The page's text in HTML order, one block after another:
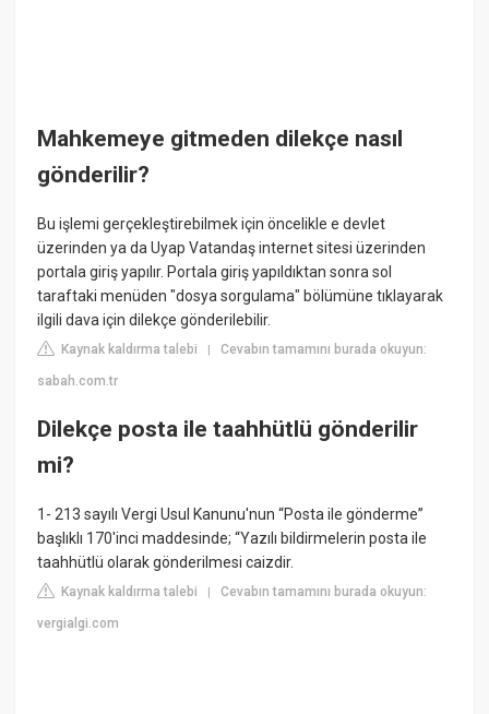
Mahkemeye gitmeden dilekçe nasıl
gönderilir?
Bu işlemi gerçekleştirebilmek için öncelikle e devlet
üzerinden ya da Uyap Vatandaş internet sitesi üzerinden
portala giriş yapılır. Portala giriş yapıldıktan sonra sol
taraftaki menüden "dosya sorgulama" bölümüne tıklayarak
ilgili dava için dilekçe gönderilebilir.
Kaynak kaldırma talebi |Cevabın tamamını burada okuyun:
sabah.com.tr
Dilekçe posta ile taahhütlü gönderilir
mi?
1- 213 sayılı Vergi Usul Kanunu'nun “Posta ile gönderme”
başlıklı 170'inci maddesinde; “Yazılı bildirmelerin posta ile
taahhütlü olarak gönderilmesi caizdir.
Kaynak kaldırma talebi |Cevabın tamamını burada okuyun:
vergialgi.com